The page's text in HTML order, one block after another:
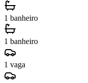
1 banheiro
1 banheiro
1 vaga